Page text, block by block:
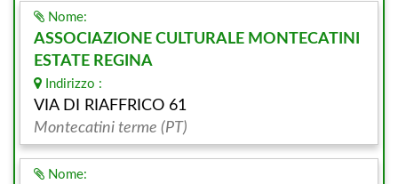
Nome:
ASSOCIAZIONE CULTURALE MONTECATINI
ESTATE REGINA
Indirizzo :
VIA DI RIAFFRICO 61
Montecatini terme (PT)
Nome: